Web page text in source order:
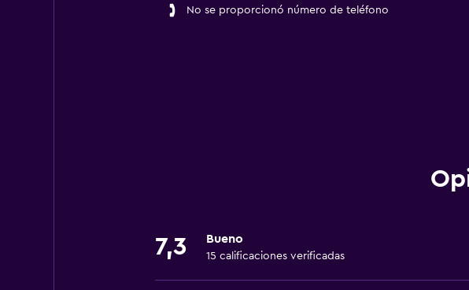
No se proporcionó número de teléfono
7,3 Bueno
15 calificaciones verificadas